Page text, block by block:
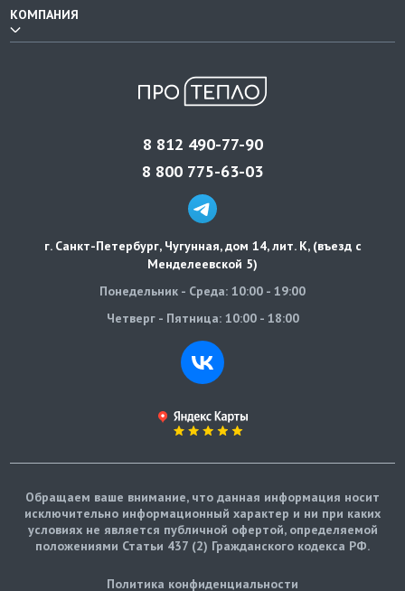
КОМПАНИЯ
8 812 490-77-90
8 800 775-63-03
г. Санкт-Петербург, Чугунная, дом 14, лит. К, (въезд с
Менделеевской 5)
Понедельник - Среда: 10:00 - 19:00
Четверг - Пятница: 10:00 - 18:00
Обращаем ваше внимание, что данная информация носит
исключительно информационный характер и ни при каких
условиях не является публичной офертой, определяемой
положениями Статьи 437 (2) Гражданского кодекса РФ.
Политика конфиденциальности